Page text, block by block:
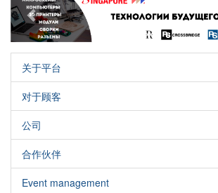
关于平台
对于顾客
公司
合作伙伴
Event management